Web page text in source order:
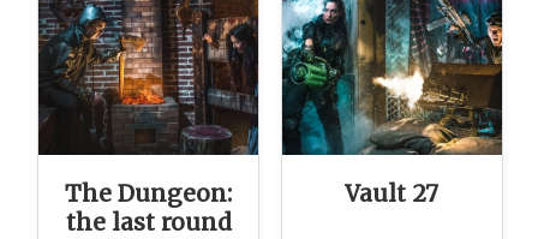
The Dungeon:
the last round
Vault 27